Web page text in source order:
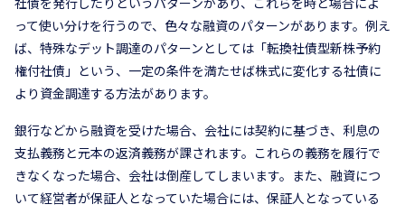
って使い分けを行うので、色々な融資のパターンがあります。例え
ば、特殊なデット調達のパターンとしては「転換社債型新株予約
権付社債」という、一定の条件を満たせば株式に変化する社債に
より資金調達する方法があります。
銀行などから融資を受けた場合、会社には契約に基づき、利息の
支払義務と元本の返済義務が課されます。これらの義務を履行で
きなくなった場合、会社は倒産してしまいます。また、融資につ
いて経営者が保証人となっていた場合には、保証人となっている